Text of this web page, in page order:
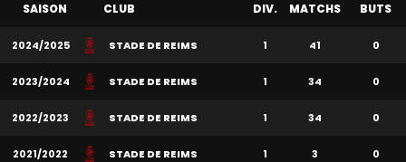
SAISON CLUB DIV. MATCHS BUTS
2024/2025 STADE DE REIMS 1 41 0
2023/2024 STADE DE REIMS 1 34 0
2022/2023 STADE DE REIMS 1 34 0
2021/2022 STADE DE REIMS 1 3 0